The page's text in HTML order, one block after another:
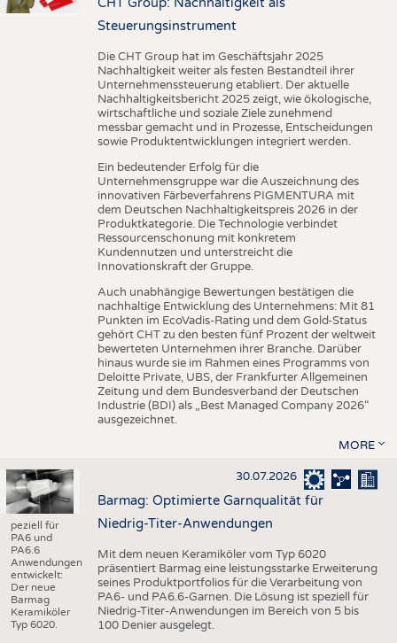
Steuerungsinstrument
Die CHT Group hat im Geschäftsjahr 2025
Nachhaltigkeit weiter als festen Bestandteil ihrer
Unternehmenssteuerung etabliert. Der aktuelle
Nachhaltigkeitsbericht 2025 zeigt, wie ökologische,
wirtschaftliche und soziale Ziele zunehmend
messbar gemacht und in Prozesse, Entscheidungen
sowie Produktentwicklungen integriert werden.
Ein bedeutender Erfolg für die
Unternehmensgruppe war die Auszeichnung des
innovativen Färbeverfahrens PIGMENTURA mit
dem Deutschen Nachhaltigkeitspreis 2026 in der
Produktkategorie. Die Technologie verbindet
Ressourcenschonung mit konkretem
Kundennutzen und unterstreicht die
Innovationskraft der Gruppe.
Auch unabhängige Bewertungen bestätigen die
nachhaltige Entwicklung des Unternehmens: Mit 81
Punkten im EcoVadis-Rating und dem Gold-Status
gehört CHT zu den besten fünf Prozent der weltweit
bewerteten Unternehmen ihrer Branche. Darüber
hinaus wurde sie im Rahmen eines Programms von
Deloitte Private, UBS, der Frankfurter Allgemeinen
Zeitung und dem Bundesverband der Deutschen
Industrie (BDI) als „Best Managed Company 2026“
ausgezeichnet.
MORE
peziell für
PA6 und
PA6.6
Anwendungen
entwickelt:
Der neue
Barmag
Keramiköler
Typ 6020.
30.07.2026
Barmag: Optimierte Garnqualität für
Niedrig-Titer-Anwendungen
Mit dem neuen Keramiköler vom Typ 6020
präsentiert Barmag eine leistungsstarke Erweiterung
seines Produktportfolios für die Verarbeitung von
PA6- und PA6.6-Garnen. Die Lösung ist speziell für
Niedrig-Titer-Anwendungen im Bereich von 5 bis
100 Denier ausgelegt.